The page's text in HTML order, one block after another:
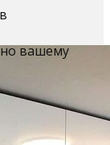
вашему